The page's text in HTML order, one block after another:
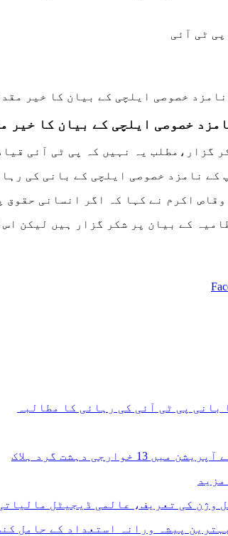
پی ٹی آئی
خصوصی ایلچی کے بیان کا خیر
خصوصی ایلچی کے بیان کا خیر
گزار،مطلب یہ نہیں کہ پی ٹی آئی
کے نامزد خصوصی ایلچی کے بانی کی
اکرم نے کہا کہ اگر انسانی حقوق
کے بیان پر شکر گزار ہیں لیکن
پی ٹی آئی کی رہائی کا مطالبہ
دہشت گرد ہلاک
وژن کی تعریف، عالمی ڈیجیٹل
پیشہ ورانہ استعداد کے حامل